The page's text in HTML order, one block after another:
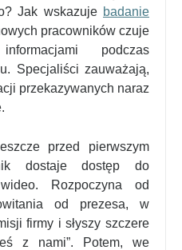
Jak wskazuje badanie
pracowników czuje
podczas
Specjaliści zauważają,
przekazywanych naraz
przed pierwszym
dostaje dostęp do
Rozpoczyna od
od prezesa, w
firmy i słyszy szczere
z nami”. Potem, we